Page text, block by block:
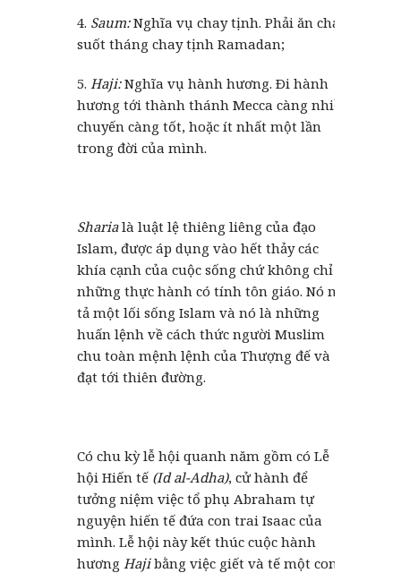
4. Saum:Nghĩa vụ chay tịnh. Phải ăn chay
suốt tháng chay tịnh Ramadan;
5. Haji:Nghĩa vụ hành hương. Ði hành
hương tới thành thánh Mecca càng nhiều
chuyến càng tốt, hoặc ít nhất một lần
trong đời của mình.
Sharialà luật lệ thiêng liêng của đạo
Islam, được áp dụng vào hết thảy các
khía cạnh của cuộc sống chứ không chỉ là
những thực hành có tính tôn giáo. Nó mô
tả một lối sống Islam và nó là những
huấn lệnh về cách thức người Muslim
chu toàn mệnh lệnh của Thượng đế và
đạt tới thiên đường.
Có chu kỳ lễ hội quanh năm gồm có Lễ
hội Hiến tế (Id al-Adha), cử hành để
tưởng niệm việc tổ phụ Abraham tự
nguyện hiến tế đứa con trai Isaac của
mình. Lễ hội này kết thúc cuộc hành
hương Hajibằng việc giết và tế một con